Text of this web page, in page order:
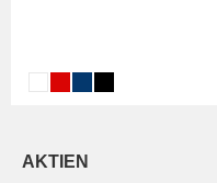
AKTIEN